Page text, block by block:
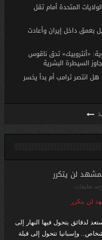
المتحدة أمام ثقل
بعمق داخل إيران وأعادت
«أنثروبيك» تدق ناقوس
السيطرة البشرية
هل انتصر ترامب أم بدأ يخسر
لن يتكرر
تعليقات
٢٠٢٦.. أوروبا تستعد لدقائق يتحول فيها النهار إلى
وإسبانيا تتحول إلى قبلة